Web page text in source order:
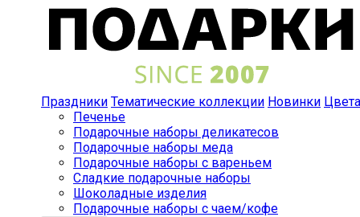
Праздники Тематические коллекции Новинки Цвета
Печенье
Подарочные наборы деликатесов
Подарочные наборы меда
Подарочные наборы с вареньем
Сладкие подарочные наборы
Шоколадные изделия
Подарочные наборы с чаем/кофе